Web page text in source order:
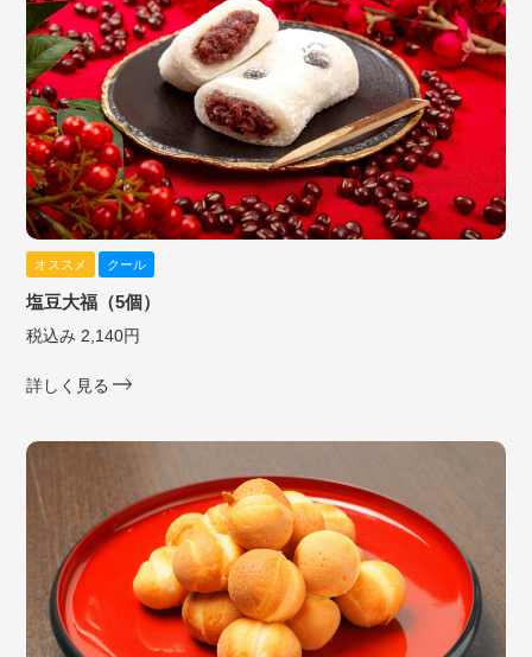
オススメ クール
塩豆大福（5個）
税込み 2,140円
詳しく見る